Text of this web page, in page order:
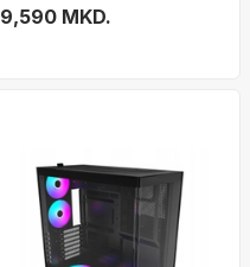
tower, зацврстено стакло,
9,590 MKD.